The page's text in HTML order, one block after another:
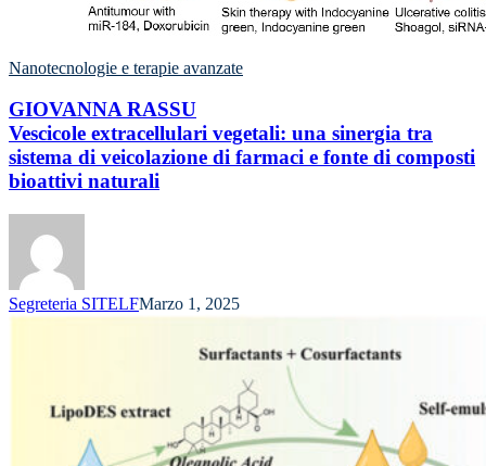
Nanotecnologie e terapie avanzate
GIOVANNA RASSU
Vescicole extracellulari vegetali: una sinergia tra
sistema di veicolazione di farmaci e fonte di composti
bioattivi naturali
Segreteria SITELFMarzo 1, 2025